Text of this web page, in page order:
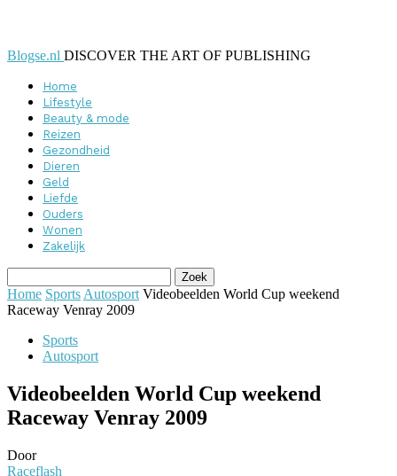
Blogse.nl DISCOVER THE ART OF PUBLISHING
Home
Lifestyle
Beauty & mode
Reizen
Gezondheid
Dieren
Geld
Liefde
Ouders
Wonen
Zakelijk
Home Sports Autosport Videobeelden World Cup weekend
Raceway Venray 2009
Sports
Autosport
Videobeelden World Cup weekend
Raceway Venray 2009
Door
Raceflash